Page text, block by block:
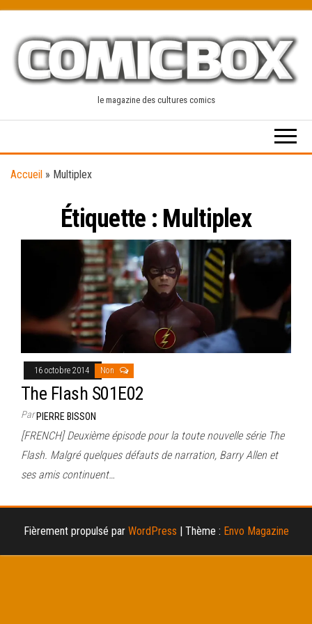
content
le magazine des cultures comics
Accueil » Multiplex
Étiquette : Multiplex
16 octobre 2014 Non
The Flash S01E02
ParPIERRE BISSON
[FRENCH] Deuxième épisode pour la toute nouvelle série The
Flash. Malgré quelques défauts de narration, Barry Allen et
ses amis continuent…
Fièrement propulsé par WordPress Thème : Envo Magazine